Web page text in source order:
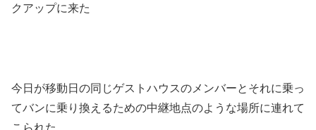
クアップに来た
今日が移動日の同じゲストハウスのメンバーとそれに乗っ
てバンに乗り換えるための中継地点のような場所に連れて
こられた